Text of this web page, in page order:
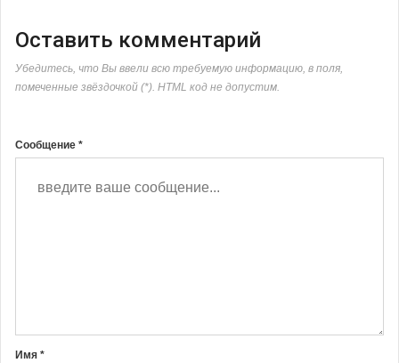
Оставить комментарий
Убедитесь, что Вы ввели всю требуемую информацию, в поля,
помеченные звёздочкой (*). HTML код не допустим.
Сообщение *
Имя *